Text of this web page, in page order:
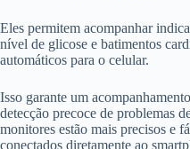
Eles permitem acompanhar
nível de glicose e batimentos
automáticos para o celular.
Isso garante um
detecção precoce de problemas
monitores estão mais precisos e
conectados diretamente ao